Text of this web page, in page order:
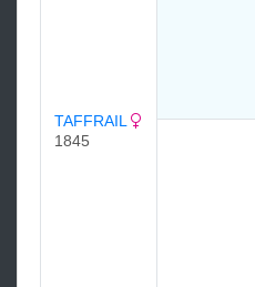
TAFFRAIL
1845